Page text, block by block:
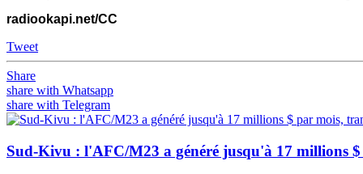
radiookapi.net/CC
Tweet
Share
share with Whatsapp
share with Telegram
Sud-Kivu : l'AFC/M23 a généré jusqu'à 17 millions